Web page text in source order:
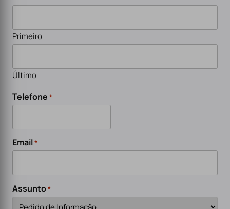
Primeiro
Último
Telefone *
Email*
Assunto*